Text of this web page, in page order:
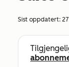
Sist oppdatert: